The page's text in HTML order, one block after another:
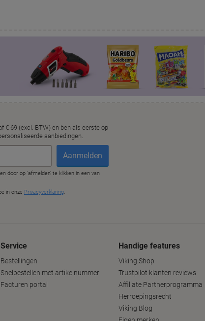
Service
Bestellingen
Snelbestellen met artikelnummer
Facturen portal
Handige features
Viking Shop
Trustpilot klanten reviews
Affiliate Partnerprogramma
Herroepingsrecht
Viking Blog